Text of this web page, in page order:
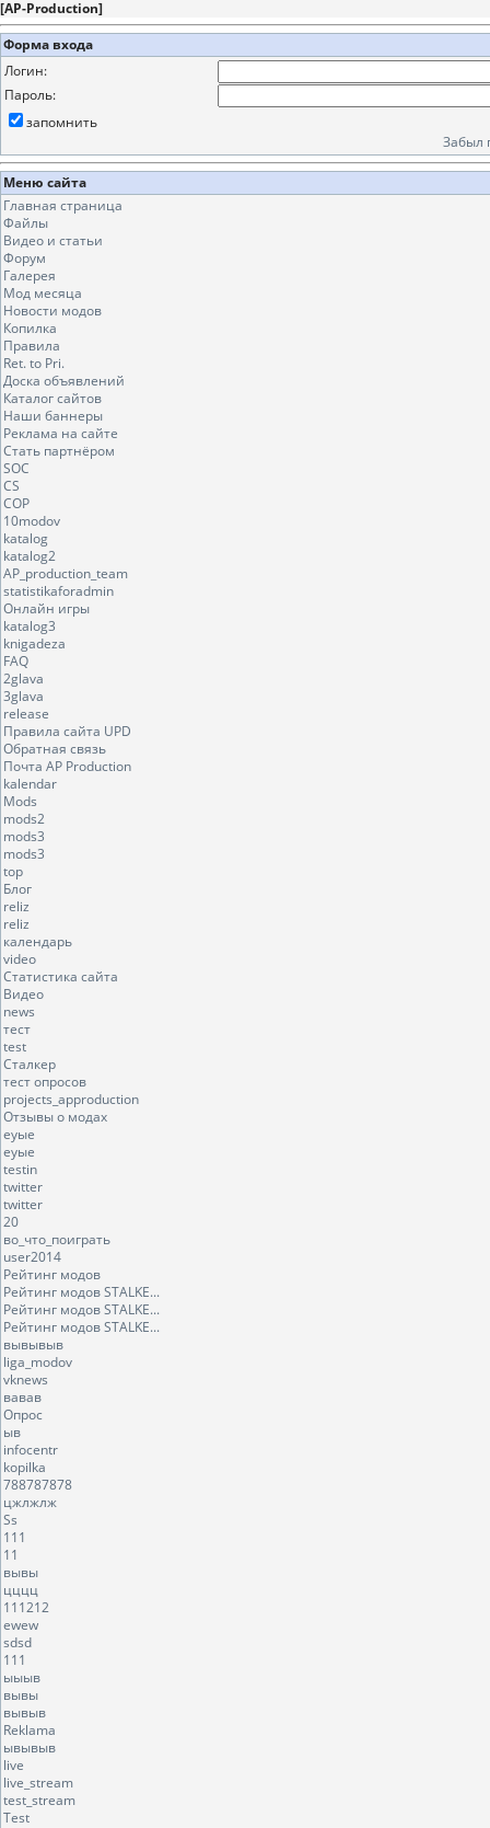
[AP-Production]
Форма входа
Логин:
Пароль:
запомнить
Забыл
Меню сайта
Главная страница
Файлы
Видео и статьи
Форум
Галерея
Мод месяца
Новости модов
Копилка
Правила
Ret. to Pri.
Доска объявлений
Каталог сайтов
Наши баннеры
Реклама на сайте
Стать партнёром
SOC
CS
COP
10modov
katalog
katalog2
AP_production_team
statistikaforadmin
Онлайн игры
katalog3
knigadeza
FAQ
2glava
3glava
release
Правила сайта UPD
Обратная связь
Почта AP Production
kalendar
Mods
mods2
mods3
mods3
top
Блог
reliz
reliz
календарь
video
Статистика сайта
Видео
news
тест
test
Сталкер
тест опросов
projects_approduction
Отзывы о модах
еуые
еуые
testin
twitter
twitter
20
во_что_поиграть
user2014
Рейтинг модов
Рейтинг модов STALKE...
Рейтинг модов STALKE...
Рейтинг модов STALKE...
вывывыв
liga_modov
vknews
вавав
Опрос
ыв
infocentr
kopilka
788787878
цжлжлж
Ss
111
11
вывы
цццц
111212
ewew
sdsd
111
ыыыв
вывы
вывыв
Reklama
ывывыв
live
live_stream
test_stream
Test